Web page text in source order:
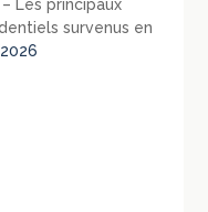
Les principaux
survenus en